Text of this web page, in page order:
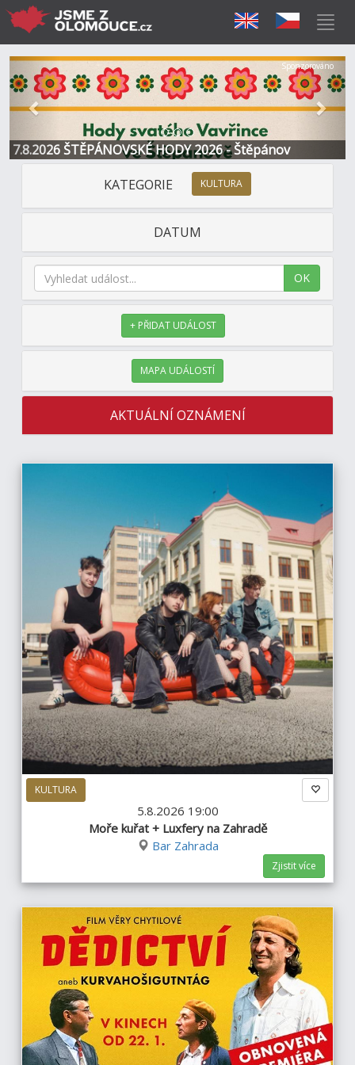
7.8.2026 ŠTĚPÁNOVSKÉ HODY 2026 - Štěpánov
Předchozí Další
Sponzorováno
KATEGORIE KULTURA
DATUM
OK
+ PŘIDAT UDÁLOST
MAPA UDÁLOSTÍ
AKTUÁLNÍ OZNÁMENÍ
KULTURA
5.8.2026 19:00
Moře kuřat + Luxfery na Zahradě
Bar Zahrada
Zjistit více